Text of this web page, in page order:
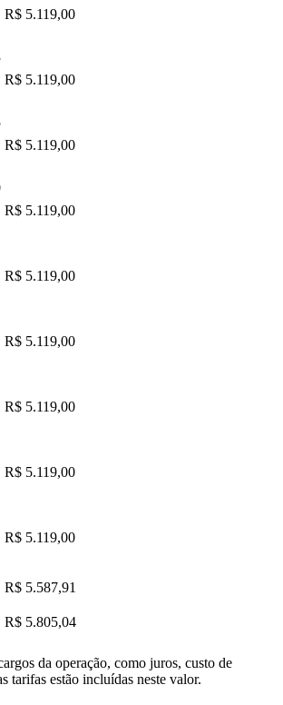
R$ 5.119,00
R$ 5.119,00
R$ 5.119,00
R$ 5.119,00
R$ 5.119,00
R$ 5.119,00
R$ 5.119,00
R$ 5.119,00
R$ 5.119,00
R$ 5.587,91
R$ 5.805,04
da operação, como juros, custo de
tarifas estão incluídas neste valor.